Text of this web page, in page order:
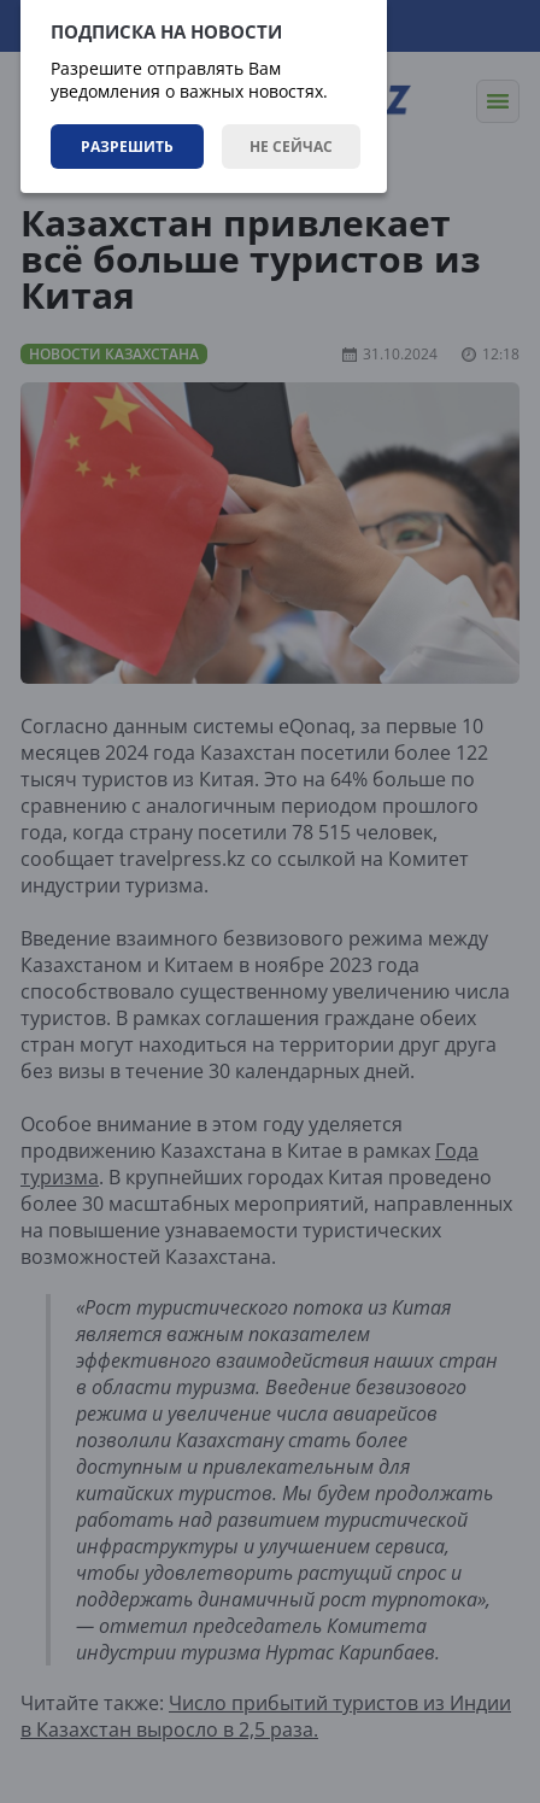
ПОДПИСКА НА НОВОСТИ
Разрешите отправлять Вам
уведомления о важных новостях.
РАЗРЕШИТЬ НЕ СЕЙЧАС
06.08.2026 23:12:06
Казахстан привлекает
всё больше туристов из
Китая
НОВОСТИ КАЗАХСТАНА 31.10.2024 12:18
Согласно данным системы eQonaq, за первые 10
месяцев 2024 года Казахстан посетили более 122
тысяч туристов из Китая. Это на 64% больше по
сравнению с аналогичным периодом прошлого
года, когда страну посетили 78 515 человек,
сообщает travelpress.kz со ссылкой на Комитет
индустрии туризма.
Введение взаимного безвизового режима между
Казахстаном и Китаем в ноябре 2023 года
способствовало существенному увеличению числа
туристов. В рамках соглашения граждане обеих
стран могут находиться на территории друг друга
без визы в течение 30 календарных дней.
Особое внимание в этом году уделяется
продвижению Казахстана в Китае в рамках Года
туризма. В крупнейших городах Китая проведено
более 30 масштабных мероприятий, направленных
на повышение узнаваемости туристических
возможностей Казахстана.
«Рост туристического потока из Китая
является важным показателем
эффективного взаимодействия наших стран
в области туризма. Введение безвизового
режима и увеличение числа авиарейсов
позволили Казахстану стать более
доступным и привлекательным для
китайских туристов. Мы будем продолжать
работать над развитием туристической
инфраструктуры и улучшением сервиса,
чтобы удовлетворить растущий спрос и
поддержать динамичный рост турпотока»,
— отметил председатель Комитета
индустрии туризма Нуртас Карипбаев.
Читайте также: Число прибытий туристов из Индии
в Казахстан выросло в 2,5 раза.